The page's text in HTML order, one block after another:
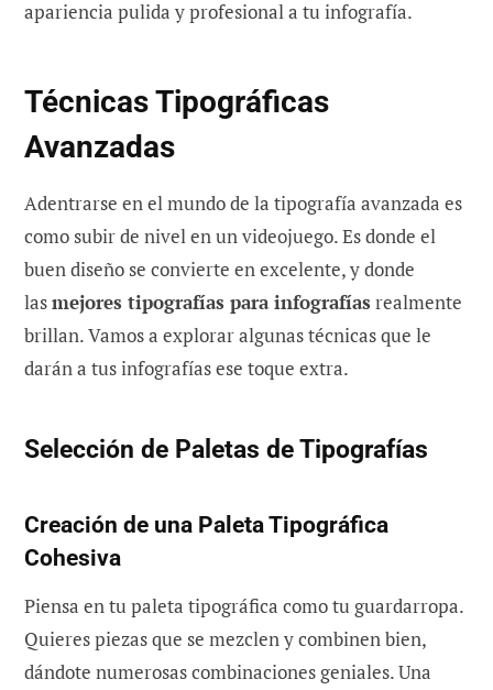
apariencia pulida y profesional a tu infografía.
Técnicas Tipográficas
Avanzadas
Adentrarse en el mundo de la tipografía avanzada es
como subir de nivel en un videojuego. Es donde el
buen diseño se convierte en excelente, y donde
lasmejores tipografías para infografías realmente
brillan. Vamos a explorar algunas técnicas que le
darán a tus infografías ese toque extra.
Selección de Paletas de Tipografías
Creación de una Paleta Tipográfica
Cohesiva
Piensa en tu paleta tipográfica como tu guardarropa.
Quieres piezas que se mezclen y combinen bien,
dándote numerosas combinaciones geniales. Una